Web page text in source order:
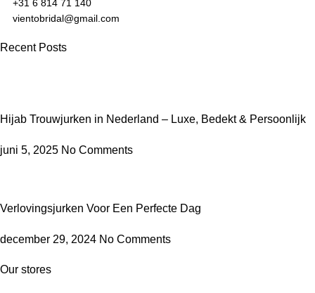
+31 6 814 71 140
vientobridal@gmail.com
Recent Posts
Hijab Trouwjurken in Nederland – Luxe, Bedekt & Persoonlijk
juni 5, 2025 No Comments
Verlovingsjurken Voor Een Perfecte Dag
december 29, 2024 No Comments
Our stores